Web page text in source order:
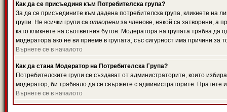
Как да се присъединя към Потребителска група?
За да се присъедините към дадена потребителска група, кликнете на
групи. Не всички групи са отворени за членове, някой са затворени, а
като кликнете на съответния бутон. Модератора на групата трябва
модератора ако не ви приеме в групата, със сигурност има причини за
Върнете се в началото
Как да стана Модератор на Потребителска Група?
Потребителските групи се създават от администраторите, които
модератор, би трябвало да се свържете с администраторите.
Върнете се в началото